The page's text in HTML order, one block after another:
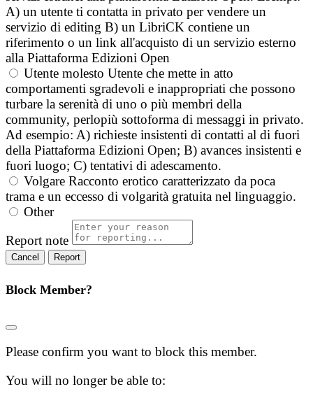
A) un utente ti contatta in privato per vendere un
servizio di editing B) un LibriCK contiene un
riferimento o un link all'acquisto di un servizio esterno
alla Piattaforma Edizioni Open
Utente molesto Utente che mette in atto
comportamenti sgradevoli e inappropriati che possono
turbare la serenità di uno o più membri della
community, perlopiù sottoforma di messaggi in privato.
Ad esempio: A) richieste insistenti di contatti al di fuori
della Piattaforma Edizioni Open; B) avances insistenti e
fuori luogo; C) tentativi di adescamento.
Volgare Racconto erotico caratterizzato da poca
trama e un eccesso di volgarità gratuita nel linguaggio.
Other
Report note
Report
Block Member?
Please confirm you want to block this member.
You will no longer be able to: